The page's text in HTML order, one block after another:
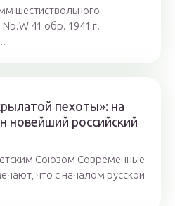
шестиствольного
41 обр. 1941 г.
пехоты»: на
новейший российский
Союзом Современные
что с началом русской